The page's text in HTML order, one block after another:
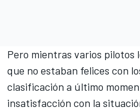
Pero mientras varios pilotos
que no estaban felices con
clasificación a último
insatisfacción con la